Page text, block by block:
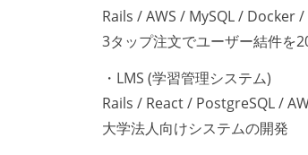
Rails / AWS / MySQL / Docker /
3タップ注文でユーザー結件を
・LMS (学習管理システム)
Rails / React / PostgreSQL /
大学法人向けシステムの開発